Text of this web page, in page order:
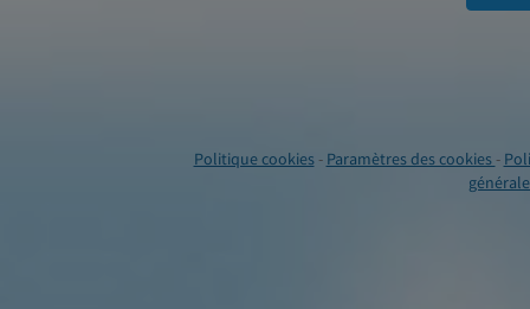
Politique cookies- Paramètres des cookies -